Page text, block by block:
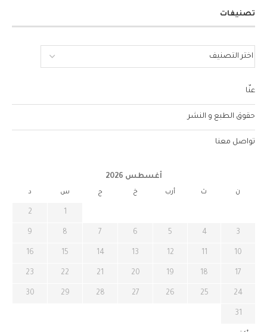
تصنيفات
عنّا
حقوق الطبع و النشر
تواصل معنا
أغسطس 2026
ن ث أرب خ ج س د
1
2
3
4
5
6
7
8
9
10
11
12
13
14
15
16
17
18
19
20
21
22
23
24
25
26
27
28
29
30
31